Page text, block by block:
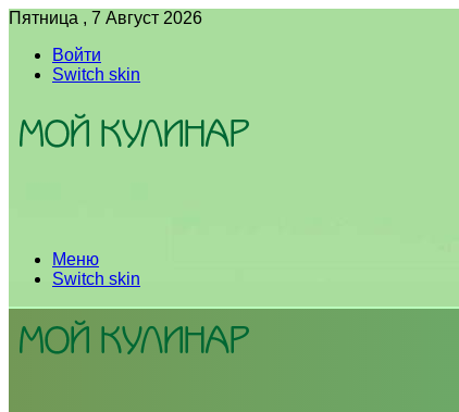
Пятница , 7 Август 2026
Войти
Switch skin
Меню
Switch skin